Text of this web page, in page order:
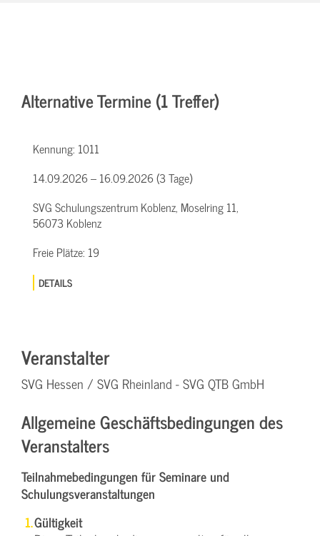
Alternative Termine (1 Treffer)
Kennung: 1011
14.09.2026 – 16.09.2026 (3 Tage)
SVG Schulungszentrum Koblenz, Moselring 11,
56073 Koblenz
Freie Plätze: 19
DETAILS
Veranstalter
SVG Hessen / SVG Rheinland - SVG QTB GmbH
Allgemeine Geschäftsbedingungen des
Veranstalters
Teilnahmebedingungen für Seminare und
Schulungsveranstaltungen
Gültigkeit